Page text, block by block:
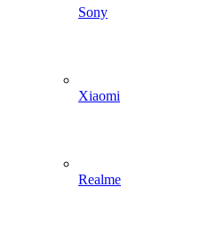
Sony
Xiaomi
Realme